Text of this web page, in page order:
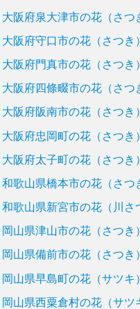
大阪府泉大津市の花（さつ
大阪府守口市の花（さつき）
大阪府門真市の花（さつき）
大阪府四條畷市の花（さつ
大阪府阪南市の花（さつき）
大阪府忠岡町の花（さつき）
大阪府太子町の花（さつき）
和歌山県橋本市の花（さつ
和歌山県新宮市の花（川さ
岡山県津山市の花（さつき）
岡山県備前市の花（さつき）
岡山県早島町の花（サツキ）
岡山県西粟倉村の花（サツ